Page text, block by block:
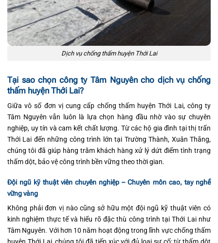
Dịch vụ chống thấm huyện Thới Lai
Tại sao chọn công ty Tâm Nguyên cho dịch vụ chống
thấm huyện Thới Lai?
Giữa vô số đơn vị cung cấp chống thấm huyện Thới Lai, công ty
Tâm Nguyên vẫn luôn là lựa chọn hàng đầu nhờ vào sự chuyên
nghiệp, uy tín và cam kết chất lượng. Từ các hộ gia đình tại thị trấn
Thới Lai đến những công trình lớn tại Trường Thành, Xuân Thắng,
chúng tôi đã giúp hàng trăm khách hàng xử lý dứt điểm tình trạng
thấm dột, bảo vệ công trình bền vững theo thời gian.
Đội ngũ kỹ thuật viên chuyên nghiệp – Chuyên môn cao, tay nghề
vững vàng
Không phải đơn vị nào cũng sở hữu một đội ngũ kỹ thuật viên có
kinh nghiệm thực tế và hiểu rõ đặc thù công trình tại Thới Lai như
Tâm Nguyên. Với hơn 10 năm hoạt động trong lĩnh vực chống thấm